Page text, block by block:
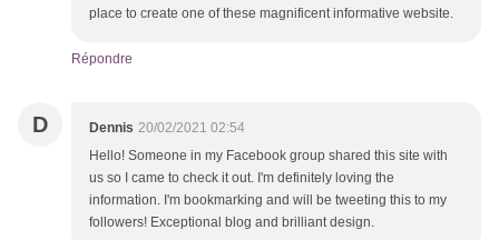
place to create one of these magnificent informative website.
Répondre
D Dennis 20/02/2021 02:54
Hello! Someone in my Facebook group shared this site with
us so I came to check it out. I'm definitely loving the
information. I'm bookmarking and will be tweeting this to my
followers! Exceptional blog and brilliant design.